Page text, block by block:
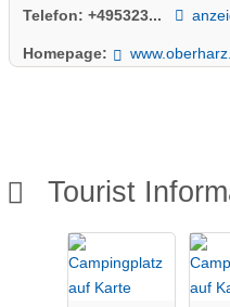
Telefon: +495323...
Homepage: www.oberharz.de/orte/
Tourist